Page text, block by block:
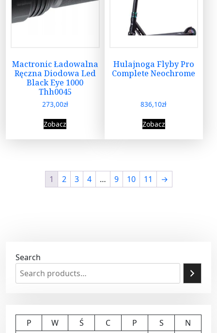
Mactronic Ładowalna
Ręczna Diodowa Led
Black Eye 1000
Thh0045
273,00zł
Zobacz
Hulajnoga Flyby Pro
Complete Neochrome
836,10zł
Zobacz
1 2 3 4 … 9 10 11 →
Search
P W Ś C P S
N